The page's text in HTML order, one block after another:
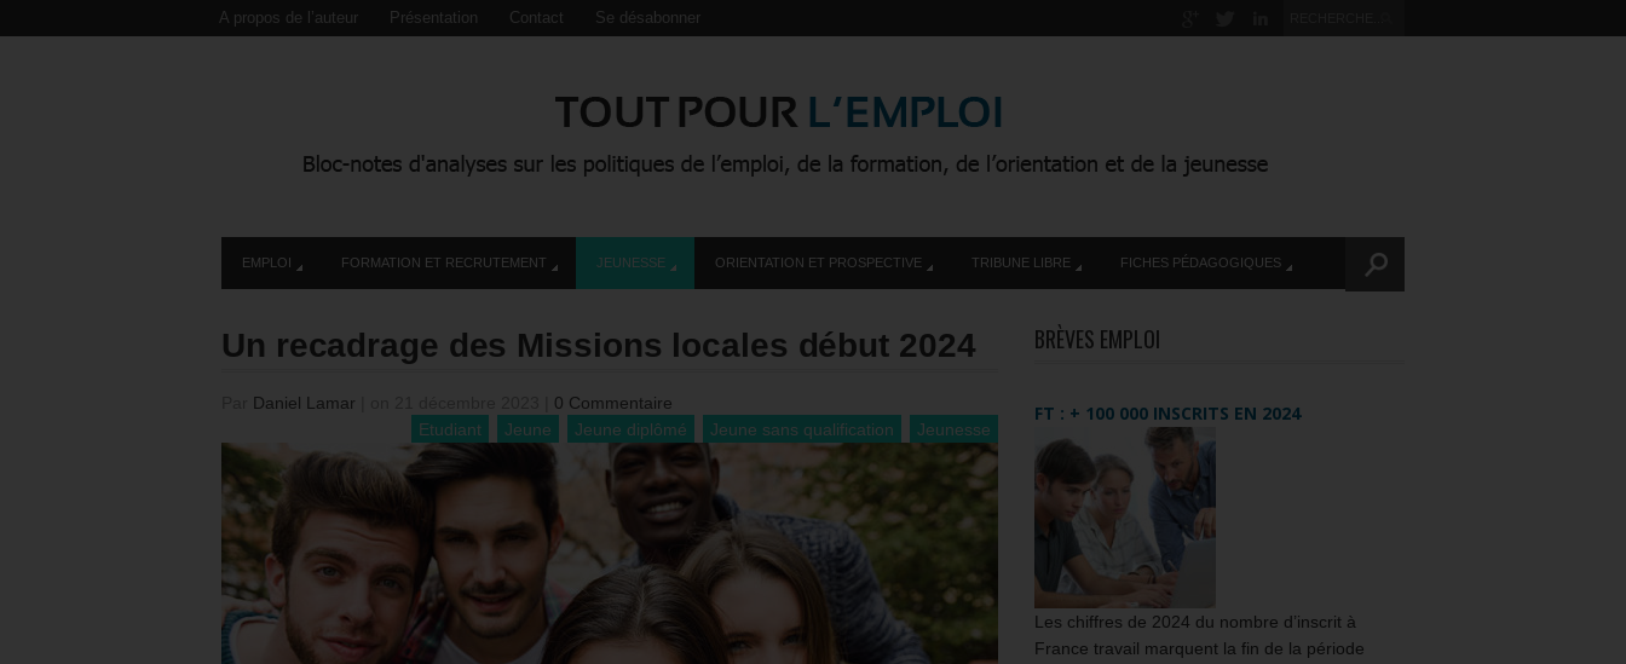
A propos de l’auteur Présentation Contact Se désabonner
EMPLOI FORMATION ET RECRUTEMENT JEUNESSE ORIENTATION ET PROSPECTIVE TRIBUNE LIBRE FICHES PÉDAGOGIQUES
Un recadrage des Missions locales début 2024
Daniel Lamar
0 Commentaire
Etudiant
Jeune Jeune diplômé Jeune sans qualification Jeunesse
BRÈVES EMPLOI
FT : + 100 000 INSCRITS EN 2024
Les chiffres de 2024 du nombre d’inscrit à
France travail marquent la fin de la période